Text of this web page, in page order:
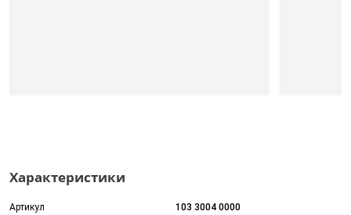
Характеристики
Артикул 103 3004 0000